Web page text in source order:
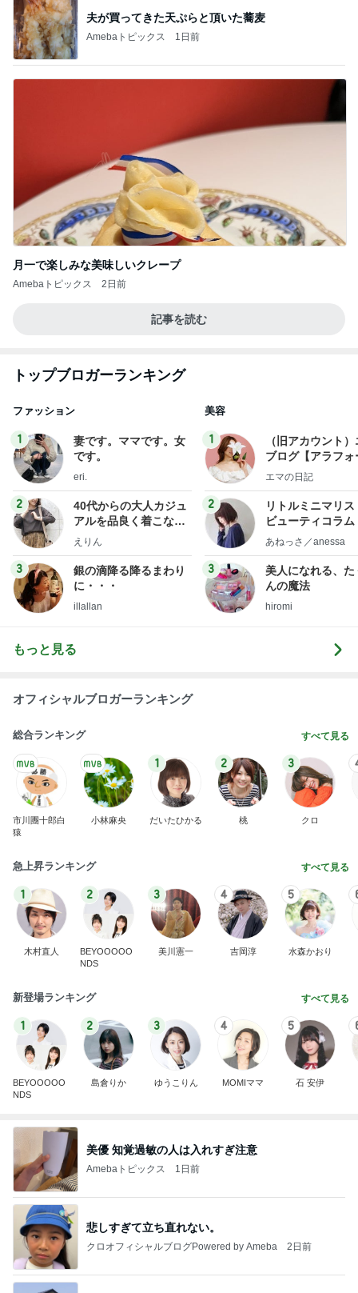
夫が買ってきた天ぷらと頂いた蕎麦
Amebaトピックス 1日前
月一で楽しみな美味しいクレープ
Amebaトピックス 2日前
記事を読む
トップブロガーランキング
ファッション
1
妻です。ママです。女
です。
eri.
2
40代からの大人カジュ
アルを品良く着こなす
ファッションブログ
えりん
3
銀の滴降る降るまわり
に・・・
illallan
美容
1
（旧アカウント
ブログ【アラフォ
社売却セカンドラ
エマの日記
2
リトルミニマリス
ビューティコラ
little
あねっさ／anessa
3
美人になれる、た
んの魔法
hiromi
もっと見る
オフィシャルブロガーランキング
総合ランキング すべて見る
市川團十郎白
猿
小林麻央
1
だいたひかる
2
桃
3
クロ
急上昇ランキング すべて見る
1
木村直人
2
BEYOOOOO
NDS
3
美川憲一
4
吉岡淳
5
水森かおり
新登場ランキング すべて見る
1
BEYOOOOO
NDS
2
島倉りか
3
ゆうこりん
4
MOMIママ
5
石 安伊
美優 知覚過敏の人は入れすぎ注意
Amebaトピックス 1日前
悲しすぎて立ち直れない。
クロオフィシャルブログPowered by Ameba 2日前